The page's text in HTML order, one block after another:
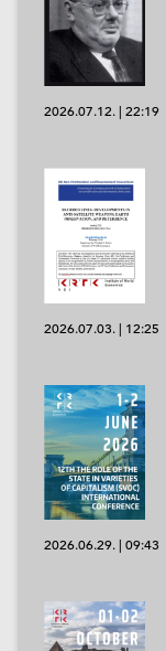
2026.07.12.| 22:19
2026.07.03. | 12:25
2026.06.29. | 09:43